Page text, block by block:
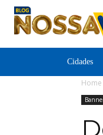
Cidades
Home